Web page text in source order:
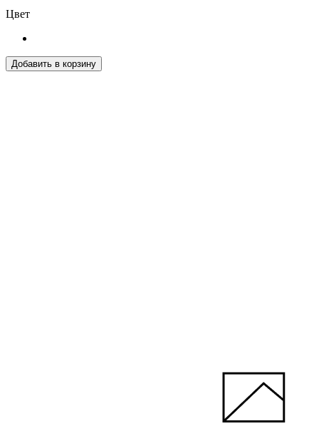
Цвет
Добавить в корзину